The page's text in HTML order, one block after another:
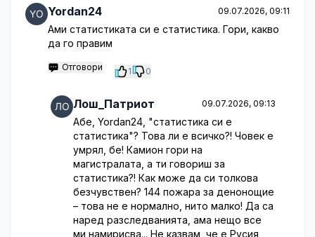
Yordan24 09.07.2026, 09:11
Ами статистиката си е статистика. Гори, какво
да го правим
Отговори 1 0
Лош_Патриот 09.07.2026, 09:13
Абе, Yordan24, "статистика си е
статистика"? Това ли е всичко?! Човек е
умрял, бе! Камион гори на
магистралата, а ти говориш за
статистика?! Как може да си толкова
безчувствен? 144 пожара за денонощие
– това не е нормално, нито малко! Да са
наред разследванията, ама нещо все
ми намирисва... Не казвам, че е Русия